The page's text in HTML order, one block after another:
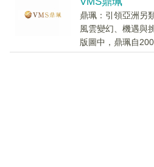
鼎珮：引領亞洲另
風雲變幻、機遇與
版圖中，鼎珮自